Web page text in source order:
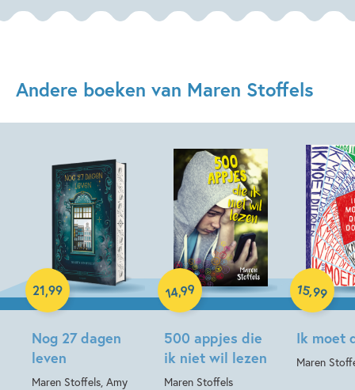
Andere boeken van Maren Stoffels
Nog 27 dagen
leven
Maren Stoffels, Amy
21,99
Hardcover
500 appjes die
ik niet wil lezen
Maren Stoffels
14,99
Hardcover
Ik moet
Maren
15,99
Hardcover